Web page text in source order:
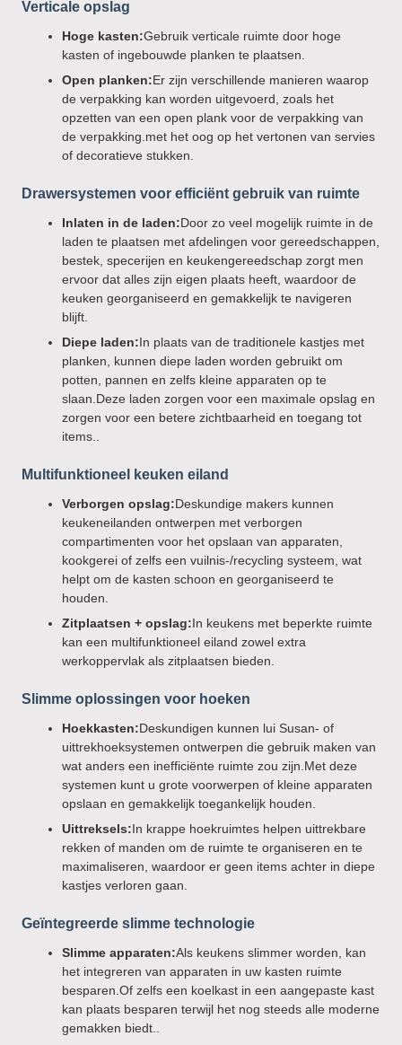
Verticale opslag
Hoge kasten:Gebruik verticale ruimte door hoge
kasten of ingebouwde planken te plaatsen.
Open planken:Er zijn verschillende manieren waarop
de verpakking kan worden uitgevoerd, zoals het
opzetten van een open plank voor de verpakking van
de verpakking.met het oog op het vertonen van servies
of decoratieve stukken.
Drawersystemen voor efficiënt gebruik van ruimte
Inlaten in de laden:Door zo veel mogelijk ruimte in de
laden te plaatsen met afdelingen voor gereedschappen,
bestek, specerijen en keukengereedschap zorgt men
ervoor dat alles zijn eigen plaats heeft, waardoor de
keuken georganiseerd en gemakkelijk te navigeren
blijft.
Diepe laden:In plaats van de traditionele kastjes met
planken, kunnen diepe laden worden gebruikt om
potten, pannen en zelfs kleine apparaten op te
slaan.Deze laden zorgen voor een maximale opslag en
zorgen voor een betere zichtbaarheid en toegang tot
items..
Multifunktioneel keuken eiland
Verborgen opslag:Deskundige makers kunnen
keukeneilanden ontwerpen met verborgen
compartimenten voor het opslaan van apparaten,
kookgerei of zelfs een vuilnis-/recycling systeem, wat
helpt om de kasten schoon en georganiseerd te
houden.
Zitplaatsen + opslag:In keukens met beperkte ruimte
kan een multifunktioneel eiland zowel extra
werkoppervlak als zitplaatsen bieden.
Slimme oplossingen voor hoeken
Hoekkasten:Deskundigen kunnen lui Susan- of
uittrekhoeksystemen ontwerpen die gebruik maken van
wat anders een inefficiënte ruimte zou zijn.Met deze
systemen kunt u grote voorwerpen of kleine apparaten
opslaan en gemakkelijk toegankelijk houden.
Uittreksels:In krappe hoekruimtes helpen uittrekbare
rekken of manden om de ruimte te organiseren en te
maximaliseren, waardoor er geen items achter in diepe
kastjes verloren gaan.
Geïntegreerde slimme technologie
Slimme apparaten:Als keukens slimmer worden, kan
het integreren van apparaten in uw kasten ruimte
besparen.Of zelfs een koelkast in een aangepaste kast
kan plaats besparen terwijl het nog steeds alle moderne
gemakken biedt..